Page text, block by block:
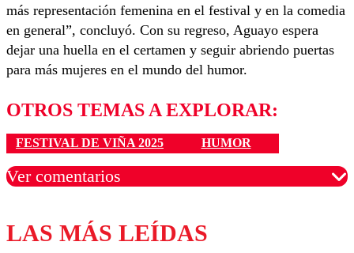
más representación femenina en el festival y en la comedia
en general”, concluyó. Con su regreso, Aguayo espera
dejar una huella en el certamen y seguir abriendo puertas
para más mujeres en el mundo del humor.
OTROS TEMAS A EXPLORAR:
FESTIVAL DE VIÑA 2025 HUMOR
Ver comentarios
Los comentarios son moderados para garantizar un
diálogo respetuoso.
LAS MÁS LEÍDAS